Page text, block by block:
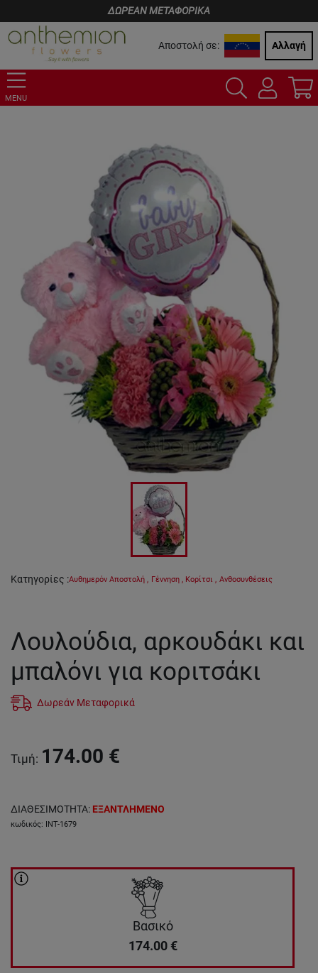
ΔΩΡΕΑΝ ΜΕΤΑΦΟΡΙΚΑ
Αποστολή σε: Αλλαγή
MENU
Κατηγορίες :Αυθημερόν Αποστολή , Γέννηση , Κορίτσι , Ανθοσυνθέσεις
Λουλούδια, αρκουδάκι και
μπαλόνι για κοριτσάκι
Δωρεάν Μεταφορικά
Τιμή: 174.00 €
ΔΙΑΘΕΣΙΜΟΤΗΤΑ: ΕΞΑΝΤΛΗΜΕΝΟ
κωδικός: INT-1679
Βασικό
174.00 €